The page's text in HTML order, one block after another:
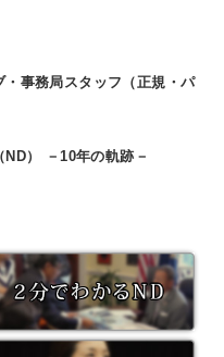
議
員
携
事務局スタッフ（正規・パ
） －10年の軌跡－